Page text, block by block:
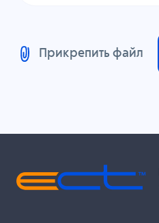
Прикрепить файл